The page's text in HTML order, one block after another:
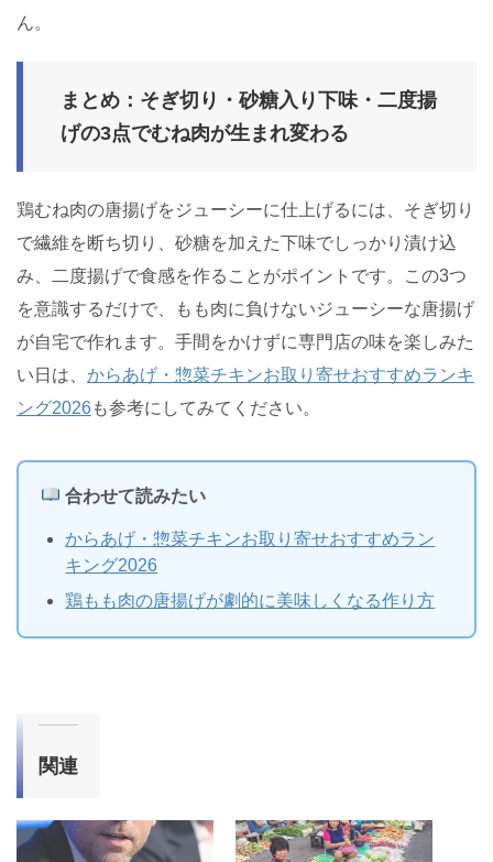
ん。
まとめ：そぎ切り・砂糖入り下味・二度揚
げの3点でむね肉が生まれ変わる
鶏むね肉の唐揚げをジューシーに仕上げるには、そぎ切り
で繊維を断ち切り、砂糖を加えた下味でしっかり漬け込
み、二度揚げで食感を作ることがポイントです。この3つ
を意識するだけで、もも肉に負けないジューシーな唐揚げ
が自宅で作れます。手間をかけずに専門店の味を楽しみた
い日は、 からあげ・惣菜チキンお取り寄せおすすめランキ
ング2026も参考にしてみてください。
合わせて読みたい
からあげ・惣菜チキンお取り寄せおすすめラン
キング2026
鶏もも肉の唐揚げが劇的に美味しくなる作り方
関連